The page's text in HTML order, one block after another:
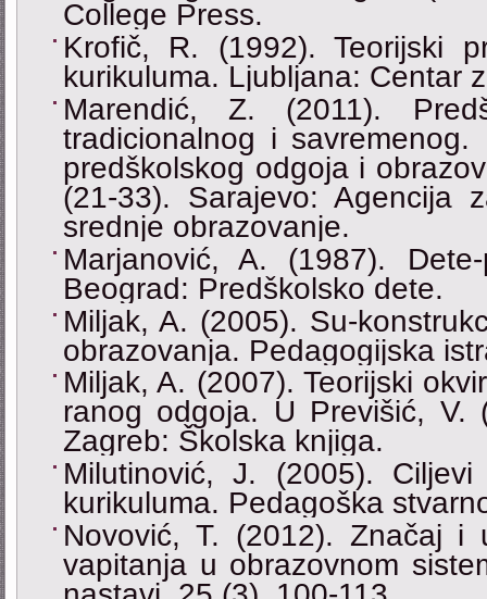
College Press.
Krofič, R. (1992). Teorijski
kurikuluma. Ljubljana: Centar
Marendić, Z. (2011).
tradicionalnog i
predškolskog odgoja i
(21-33). Sarajevo: Agencija
srednje obrazovanje.
Marjanović, A. (1987).
Beograd: Predškolsko dete.
Miljak, A. (2005). Su-
obrazovanja. Pedagogijska
Miljak, A. (2007). Teorijski
ranog odgoja. U Previšić, V.
Zagreb: Školska knjiga.
Milutinović, J. (2005).
kurikuluma. Pedagoška
Novović, T. (2012). Značaj i
vapitanja u obrazovnom